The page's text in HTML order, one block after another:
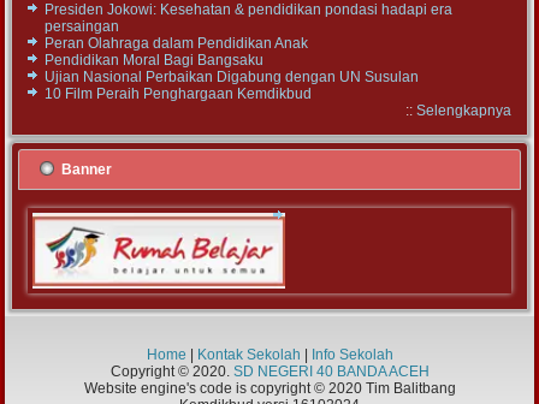
Presiden Jokowi: Kesehatan & pendidikan pondasi hadapi era
persaingan
Peran Olahraga dalam Pendidikan Anak
Pendidikan Moral Bagi Bangsaku
Ujian Nasional Perbaikan Digabung dengan UN Susulan
10 Film Peraih Penghargaan Kemdikbud
:: Selengkapnya
Banner
Home Kontak Sekolah
Info Sekolah
Copyright © 2020. SD NEGERI 40 BANDA ACEH
Website engine's code is copyright © 2020 Tim Balitbang